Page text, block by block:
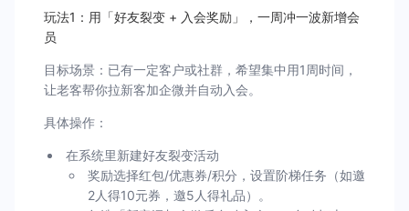
玩法1：用「好友裂变 + 入会奖励」，一周冲一波新增会
员
目标场景：已有一定客户或社群，希望集中用1周时间，
让老客帮你拉新客加企微并自动入会。
具体操作：
在系统里新建好友裂变活动
奖励选择红包/优惠券/积分，设置阶梯任务（如邀
2人得10元券，邀5人得礼品）。